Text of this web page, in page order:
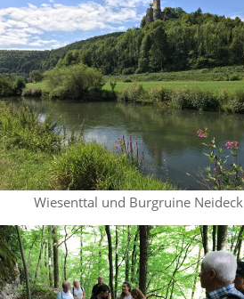
Wiesenttal und Burgruine Neideck